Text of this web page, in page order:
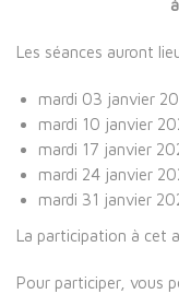
Les séances auront
mardi 03 janvier
mardi 10 janvier
mardi 17 janvier
mardi 24 janvier
mardi 31 janvier
La participation à cet
Pour participer, vous